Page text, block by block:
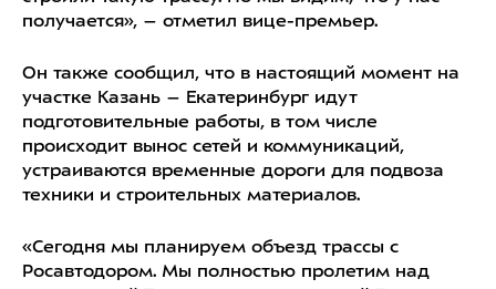
получается», – отметил вице-премьер.
Он также сообщил, что в настоящий момент на
участке Казань – Екатеринбург идут
подготовительные работы, в том числе
происходит вынос сетей и коммуникаций,
устраиваются временные дороги для подвоза
техники и строительных материалов.
«Сегодня мы планируем объезд трассы с
Росавтодором. Мы полностью пролетим над